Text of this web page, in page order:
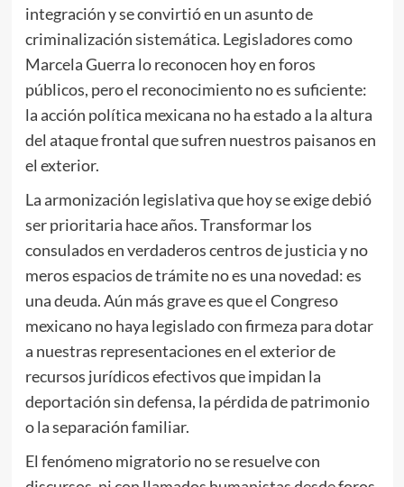
integración y se convirtió en un asunto de
criminalización sistemática. Legisladores como
Marcela Guerra lo reconocen hoy en foros
públicos, pero el reconocimiento no es suficiente:
la acción política mexicana no ha estado a la altura
del ataque frontal que sufren nuestros paisanos en
el exterior.
La armonización legislativa que hoy se exige debió
ser prioritaria hace años. Transformar los
consulados en verdaderos centros de justicia y no
meros espacios de trámite no es una novedad: es
una deuda. Aún más grave es que el Congreso
mexicano no haya legislado con firmeza para dotar
a nuestras representaciones en el exterior de
recursos jurídicos efectivos que impidan la
deportación sin defensa, la pérdida de patrimonio
o la separación familiar.
El fenómeno migratorio no se resuelve con